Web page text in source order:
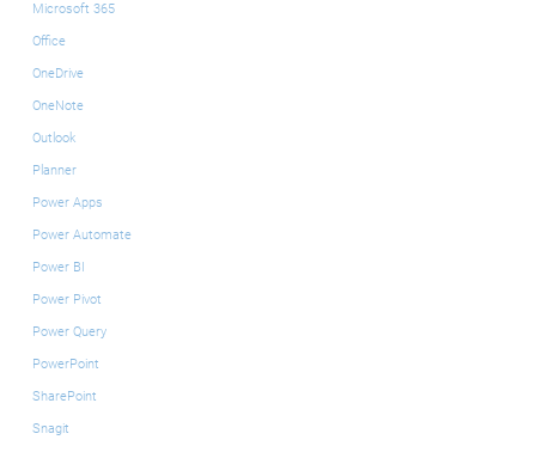
Microsoft 365
Office
OneDrive
OneNote
Outlook
Planner
Power Apps
Power Automate
Power BI
Power Pivot
Power Query
PowerPoint
SharePoint
Snagit